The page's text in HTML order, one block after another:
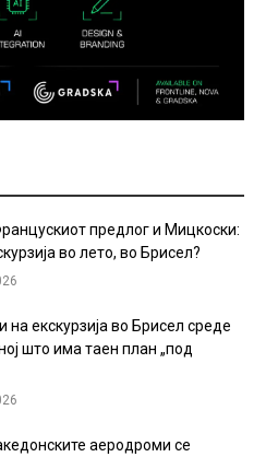
предлог и Мицкоски:
во лето, во Брисел?
екскурзија во Брисел среде
што има таен план „под
аеродроми се